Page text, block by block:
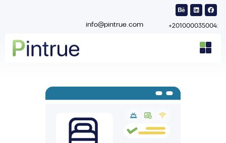
:201000035004+
info@pintrue.com